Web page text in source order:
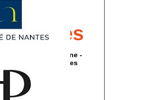
sciences
Université de Lorraine -
Université de Nantes